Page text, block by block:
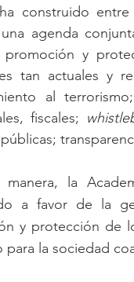
construido
agenda
promoción y
tan actuales y
al
fiscales;
manera, la
a favor de la
y protección de
para la sociedad